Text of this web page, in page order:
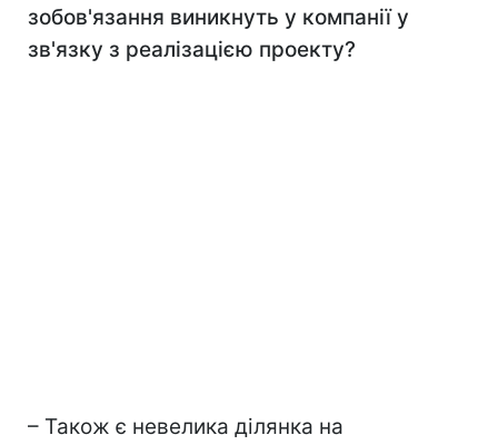
зобов'язання виникнуть у компанії у
зв'язку з реалізацією проекту?
– Також є невелика ділянка на